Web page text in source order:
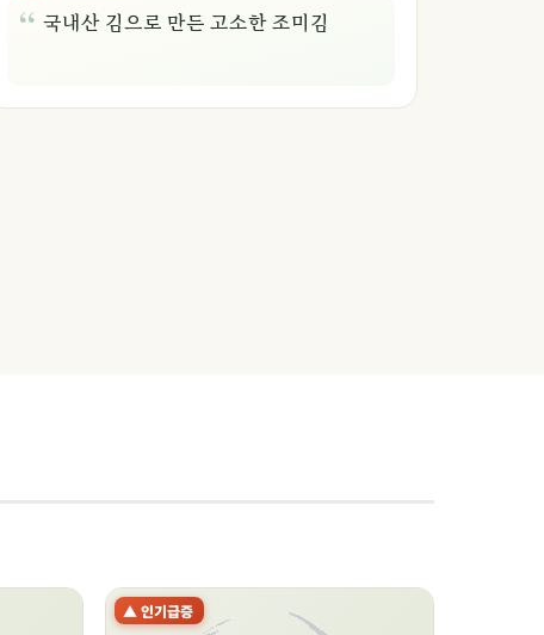
국내산 김으로 만든 고소한 조미김
▲ 인기급증